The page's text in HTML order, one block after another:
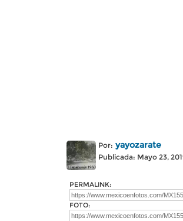
Por: yayozarate
Publicada: Mayo 23,
PERMALINK:
FOTO: